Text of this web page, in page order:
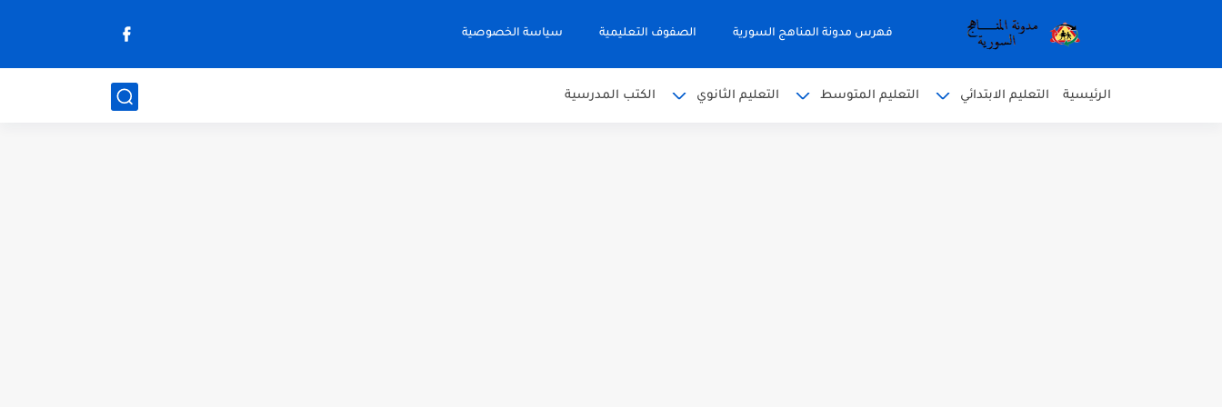
فهرس مدونة المناهج السورية الصفوف التعليمية سياسة الخصوصية
الرئيسية التعليم الابتدائي التعليم المتوسط التعليم الثانوي الكتب المدرسية